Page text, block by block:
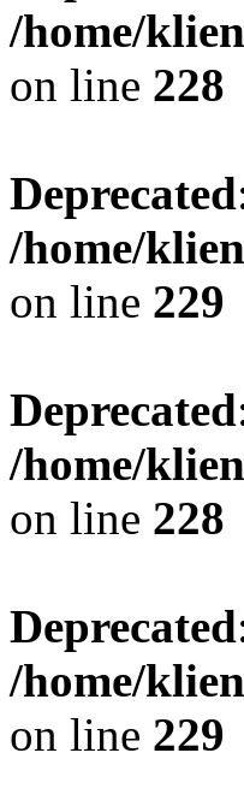
/home/
on line 228
Deprecated
/home/
on line 229
Deprecated
/home/
on line 228
Deprecated
/home/
on line 229